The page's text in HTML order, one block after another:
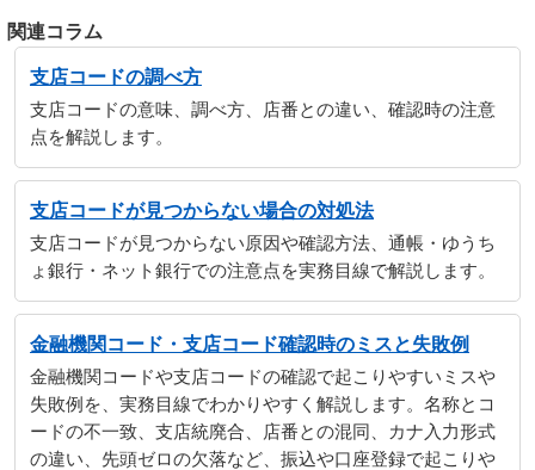
関連コラム
支店コードの調べ方
支店コードの意味、調べ方、店番との違い、確認時の注意
点を解説します。
支店コードが見つからない場合の対処法
支店コードが見つからない原因や確認方法、通帳・ゆうち
ょ銀行・ネット銀行での注意点を実務目線で解説します。
金融機関コード・支店コード確認時のミスと失敗例
金融機関コードや支店コードの確認で起こりやすいミスや
失敗例を、実務目線でわかりやすく解説します。名称とコ
ードの不一致、支店統廃合、店番との混同、カナ入力形式
の違い、先頭ゼロの欠落など、振込や口座登録で起こりや